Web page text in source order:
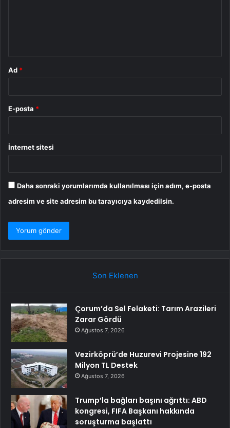
Ad *
E-posta *
İnternet sitesi
Daha sonraki yorumlarımda kullanılması için adım, e-posta
adresim ve site adresim bu tarayıcıya kaydedilsin.
Son Eklenen
Çorum’da Sel Felaketi: Tarım Arazileri
Zarar Gördü
Ağustos 7, 2026
Vezirköprü’de Huzurevi Projesine 192
Milyon TL Destek
Ağustos 7, 2026
Trump’la bağları başını ağrıttı: ABD
kongresi, FIFA Başkanı hakkında
soruşturma başlattı